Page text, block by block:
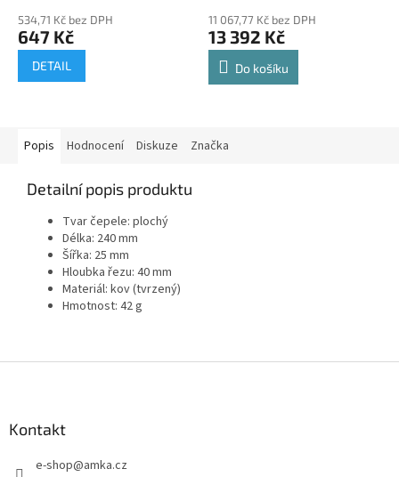
534,71 Kč bez DPH
647 Kč
DETAIL
11 067,77 Kč bez DPH
13 392 Kč
Do košíku
Popis Hodnocení Diskuze Značka
Detailní popis produktu
Tvar čepele: plochý
Délka: 240 mm
Šířka: 25 mm
Hloubka řezu: 40 mm
Materiál: kov (tvrzený)
Hmotnost: 42 g
Kontakt
e-shop@amka.cz